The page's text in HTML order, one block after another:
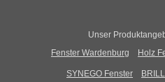
Unser
Fenster Wardenburg
Holz
SYNEGO Fenster